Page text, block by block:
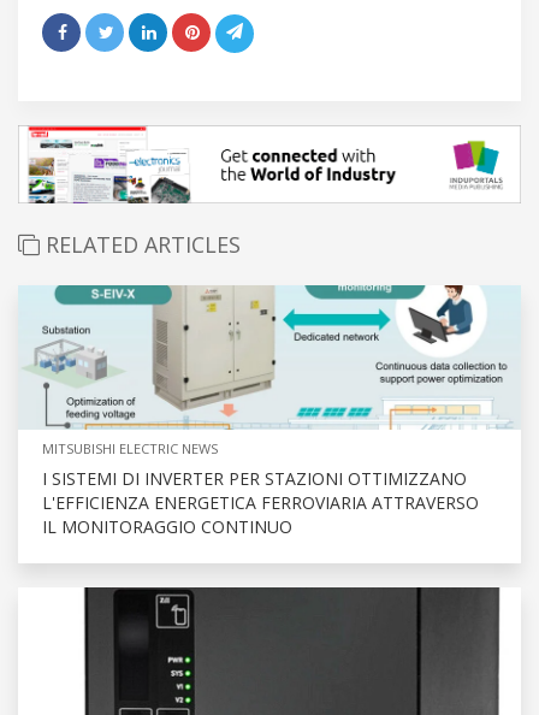
RELATED ARTICLES
MITSUBISHI ELECTRIC NEWS
I SISTEMI DI INVERTER PER STAZIONI OTTIMIZZANO
L'EFFICIENZA ENERGETICA FERROVIARIA ATTRAVERSO
IL MONITORAGGIO CONTINUO